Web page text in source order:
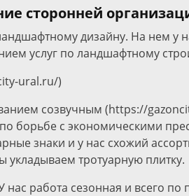
сторонней
дизайну. На нем у
услуг по ландшафтному
ural.ru/)
созвучным (https://
борьбе с экономическими
знаки и у нас схожий
укладываем тротуарную плитку.
нас работа сезонная и всего по